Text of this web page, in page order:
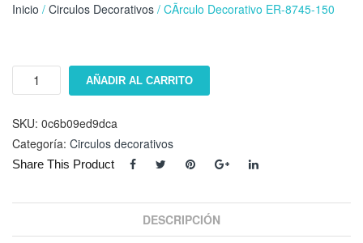
Inicio / Circulos Decorativos / CÃ­rculo Decorativo ER-8745-150
rculo
ER-
8745-
cantidad
AÑADIR AL CARRITO
SKU: 0c6b09ed9dca
Categoría: Circulos decorativos
Share This Product
DESCRIPCIÓN